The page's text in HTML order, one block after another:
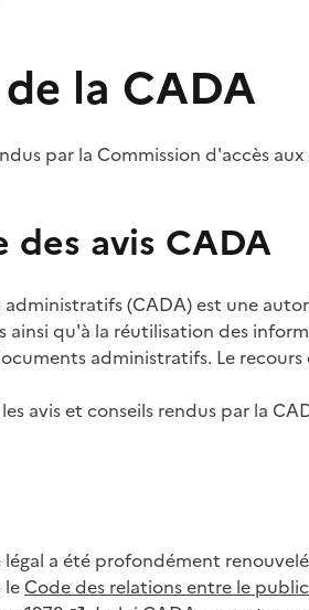
la CADA
par la Commission d'accès
des avis CADA
administratifs (CADA) est une
qu'à la réutilisation des
administratifs. Le
avis et conseils rendus par la
a été profondément
le Code des relations entre le